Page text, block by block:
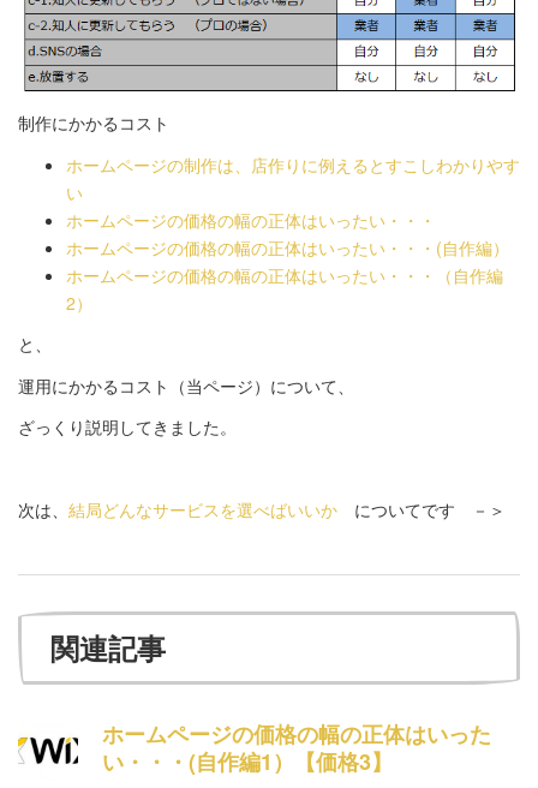
制作にかかるコスト
ホームページの制作は、店作りに例えるとすこしわかりやす
い
ホームページの価格の幅の正体はいったい・・・
ホームページの価格の幅の正体はいったい・・・(自作編）
ホームページの価格の幅の正体はいったい・・・（自作編
2）
と、
運用にかかるコスト（当ページ）について、
ざっくり説明してきました。
次は、 結局どんなサービスを選べばいいか についてです －＞
関連記事
ホームページの価格の幅の正体はいった
い・・・(自作編1）【価格3】